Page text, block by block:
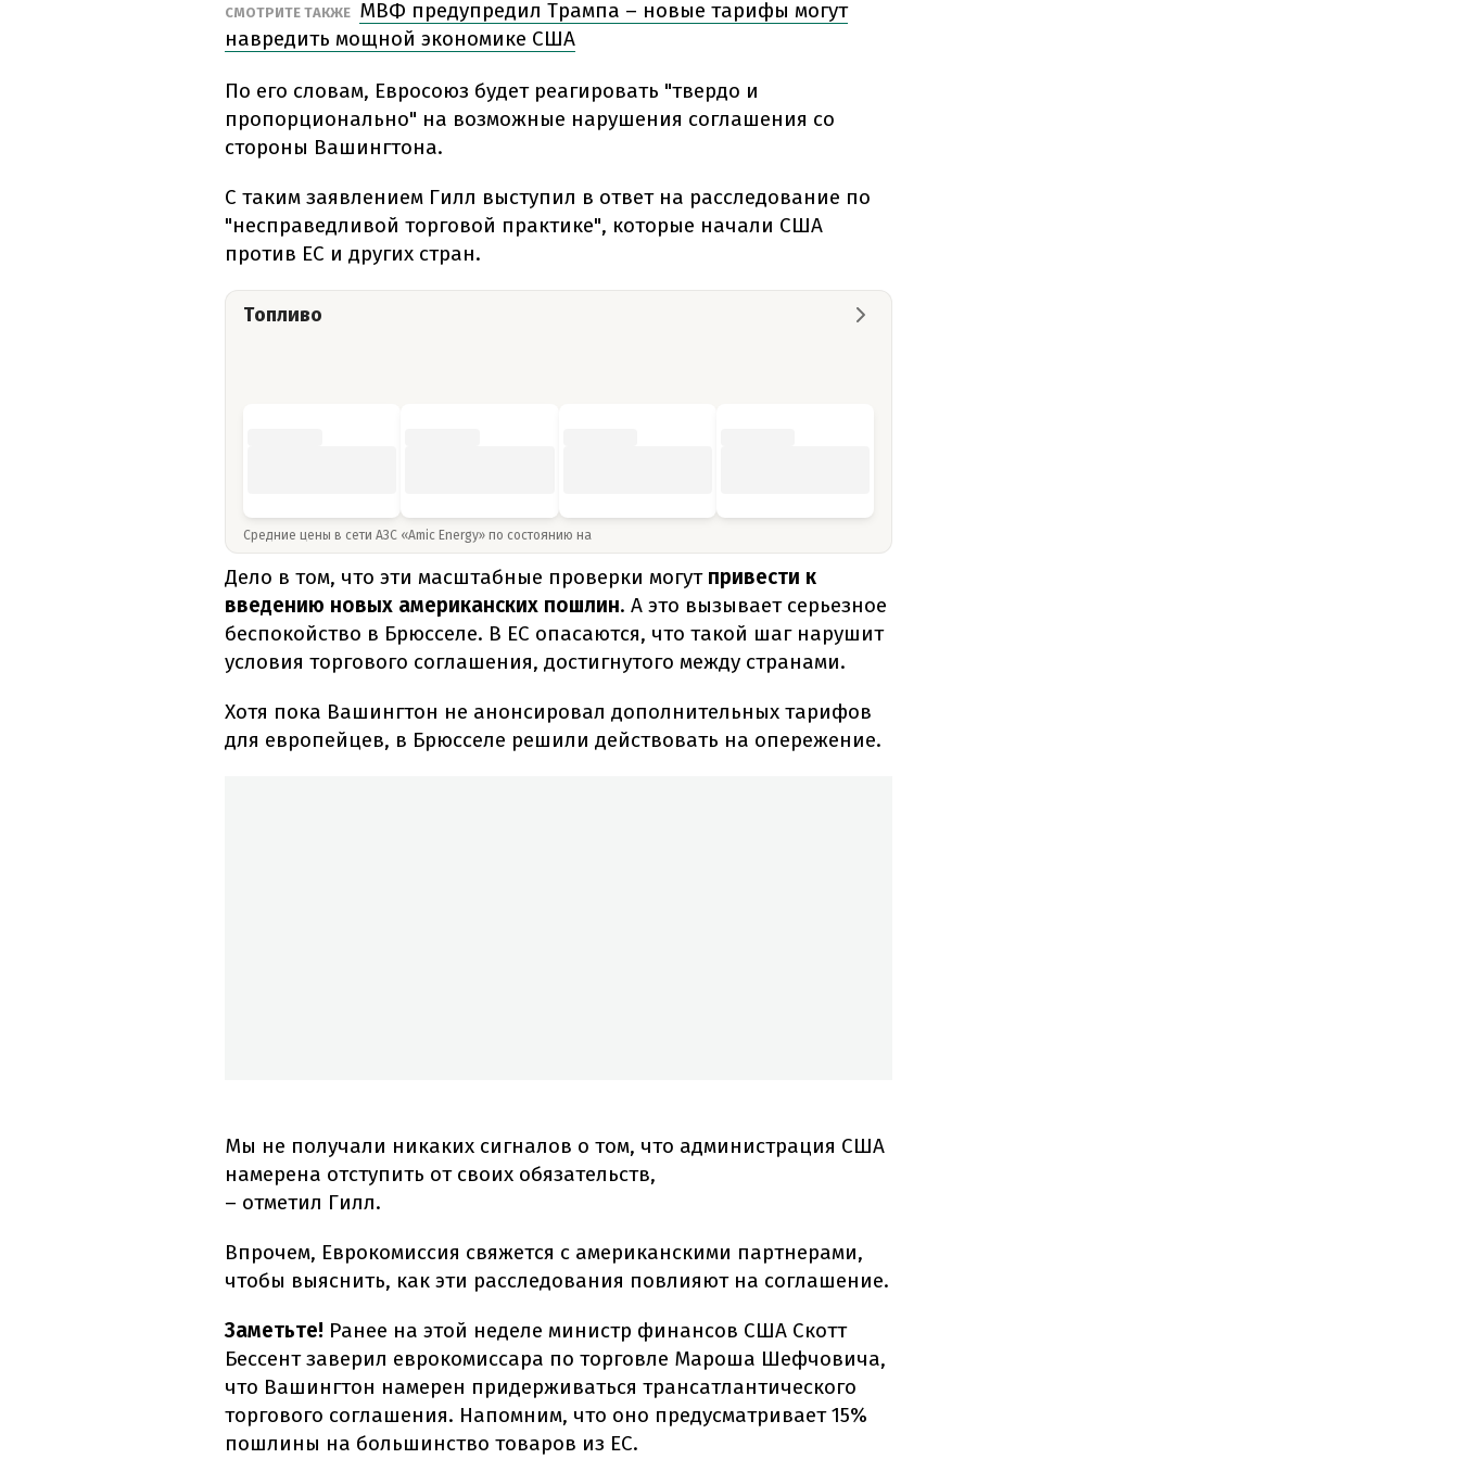
СМОТРИТЕ ТАКЖЕ МВФ предупредил Трампа – новые тарифы могут
навредить мощной экономике США
По его словам, Евросоюз будет реагировать "твердо и
пропорционально" на возможные нарушения соглашения со
стороны Вашингтона.
С таким заявлением Гилл выступил в ответ на расследование по
"несправедливой торговой практике", которые начали США
против ЕС и других стран.
Топливо
Средние цены в сети АЗС «Amic Energy» по состоянию на
Дело в том, что эти масштабные проверки могут привести к
введению новых американских пошлин. А это вызывает серьезное
беспокойство в Брюсселе. В ЕС опасаются, что такой шаг нарушит
условия торгового соглашения, достигнутого между странами.
Хотя пока Вашингтон не анонсировал дополнительных тарифов
для европейцев, в Брюсселе решили действовать на опережение.
Мы не получали никаких сигналов о том, что администрация США
намерена отступить от своих обязательств,
– отметил Гилл.
Впрочем, Еврокомиссия свяжется с американскими партнерами,
чтобы выяснить, как эти расследования повлияют на соглашение.
Заметьте! Ранее на этой неделе министр финансов США Скотт
Бессент заверил еврокомиссара по торговле Мароша Шефчовича,
что Вашингтон намерен придерживаться трансатлантического
торгового соглашения. Напомним, что оно предусматривает 15%
пошлины на большинство товаров из ЕС.